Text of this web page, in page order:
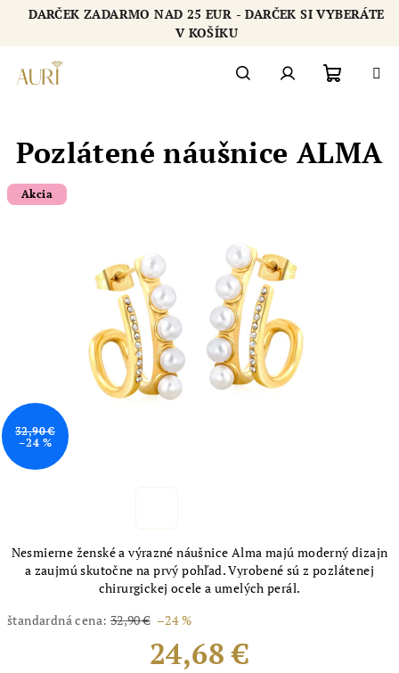
PrejsťDARČEK ZADARMO NAD 25 EUR - DARČEK SI VYBERÁTE
V KOŠÍKU
košík
Nesmierne ženské a výrazné náušnice Alma majú moderný dizajn
a zaujmú skutočne na prvý pohľad. Vyrobené sú z pozlátenej
chirurgickej ocele a umelých perál.
štandardná cena: 32,90 € –24 %
24,68 €
Pozlátené náušnice ALMA
Akcia
32,90 €
–24 %
Chatbot šperkovnice AURI